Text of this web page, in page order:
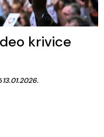
krivice
13.01.2026.